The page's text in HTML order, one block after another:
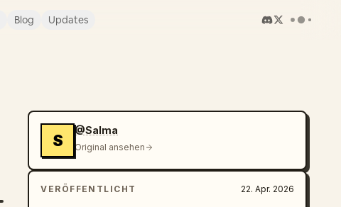
Blog Updates
S
@Salma
Original ansehen
VERÖFFENTLICHT 22. Apr. 2026